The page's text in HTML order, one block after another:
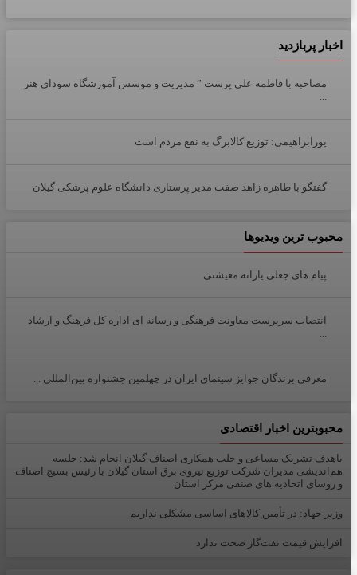
اخبار پربازدید
مصاحبه با فاطمه علی پرست ” مدیریت و موسس آموزشگاه سودای هنر
پورابراهیمی: توزیع کالابرگ به نفع مردم است
گفتگو با طاهره زاهد صفت مدیر پرستاری دانشگاه علوم پزشکی گیلان
محبوب ترین ویدیوها
پیام های جعلی یارانه معیشتی
انتصاب سرپرست معاونت فرهنگی و رسانه ای اداره کل فرهنگ و ارشاد
معرفی برندگان جوایز سینمای ایران در چهلمین جشنواره بین‌المللی ...
محبوبترین اخبار اقتصادی
باهدف تشریک مساعی و جلب همکاری اصناف گیلان انجام شد: جلسه
هم‌اندیشی مدیران شركت توزیع نیروی برق استان گیلان با رئیس بسیج اصناف
و روسای اتحادیه های صنفی مركز استان
وزیر جهاد: در تأمین کالاهای اساسی مشکلی نداریم
افزایش قیمت نفت‌گاز صحت ندارد